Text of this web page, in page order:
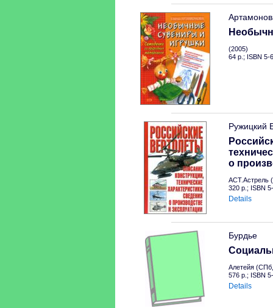
(2005)
64 p.; ISBN 5-
Ружицкий
о
АСТ.Астрель
320 p.; ISBN
Details
Бурдье
Алетейя
576 p.; ISBN
Details